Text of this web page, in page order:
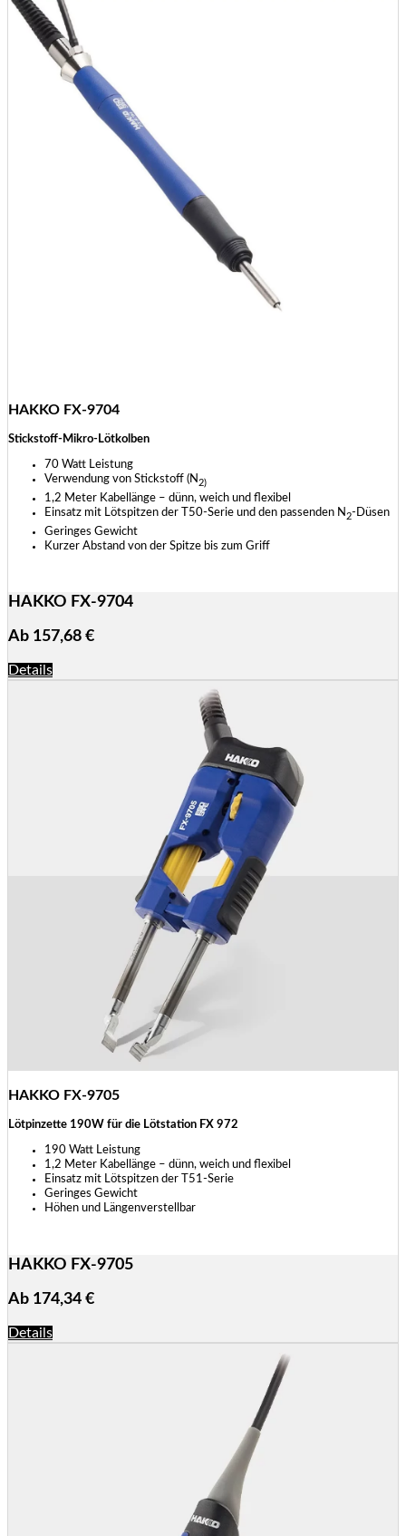
HAKKO FX-9704
Stickstoff-Mikro-Lötkolben
70 Watt Leistung
Verwendung von Stickstoff (N2)
1,2 Meter Kabellänge – dünn, weich und flexibel
Einsatz mit Lötspitzen der T50-Serie und den passenden N2-Düsen
Geringes Gewicht
Kurzer Abstand von der Spitze bis zum Griff
HAKKO FX-9704
Ab 157,68 €
Details
HAKKO FX-9705
Lötpinzette 190W für die Lötstation FX 972
190 Watt Leistung
1,2 Meter Kabellänge – dünn, weich und flexibel
Einsatz mit Lötspitzen der T51-Serie
Geringes Gewicht
Höhen und Längenverstellbar
HAKKO FX-9705
Ab 174,34 €
Details